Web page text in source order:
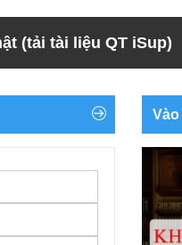
(tải tài liệu QT iSup)